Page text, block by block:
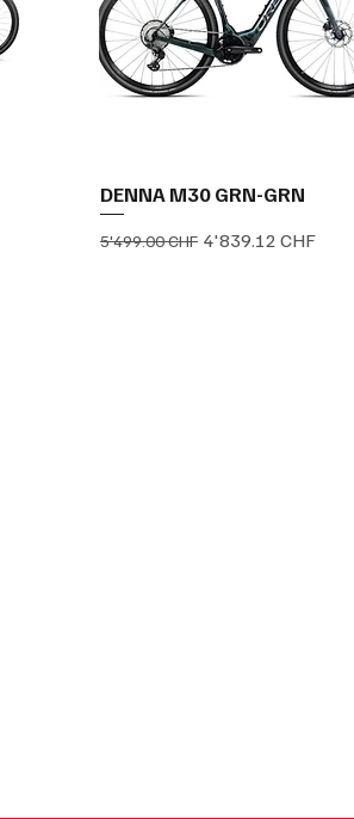
DENNA M30 GRN-GRN
Prix original
5'499.00 CHF Prix promotionnel
4'839.12 CHF